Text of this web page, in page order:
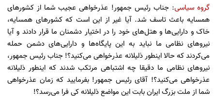
گروه سیاسی: جناب رئیس جمهور! عذرخواهی عجیب شما از کشورهای
همسایه باعث تاسف شد. آیا غیر از این است که کشورهای همسایه‌،
خاک و دارایی‌ها و هتل‌های خود را در اختیار دشمنان ما قرار دادند و آیا
نیروهای نظامی ما نباید به این پایگاه‌ها و دارایی‌های دشمن حمله
می‌کردند که حالا اینطور ذلیلانه عذرخواهی می‌کنید؟! جناب رئیس جمهور،
نیروهای نظامی ما دقیقا چه اشتباهی مرتکب شدند که اینطور ذلیلانه
عذرخواهی می‌کنید؟! آقای رئیس جمهور! بفرمایید که زمان عذرخواهی
شما از ملت بزرگ ایران بابت این مواضع ذلیلانه کی فرا می‌رسد؟!